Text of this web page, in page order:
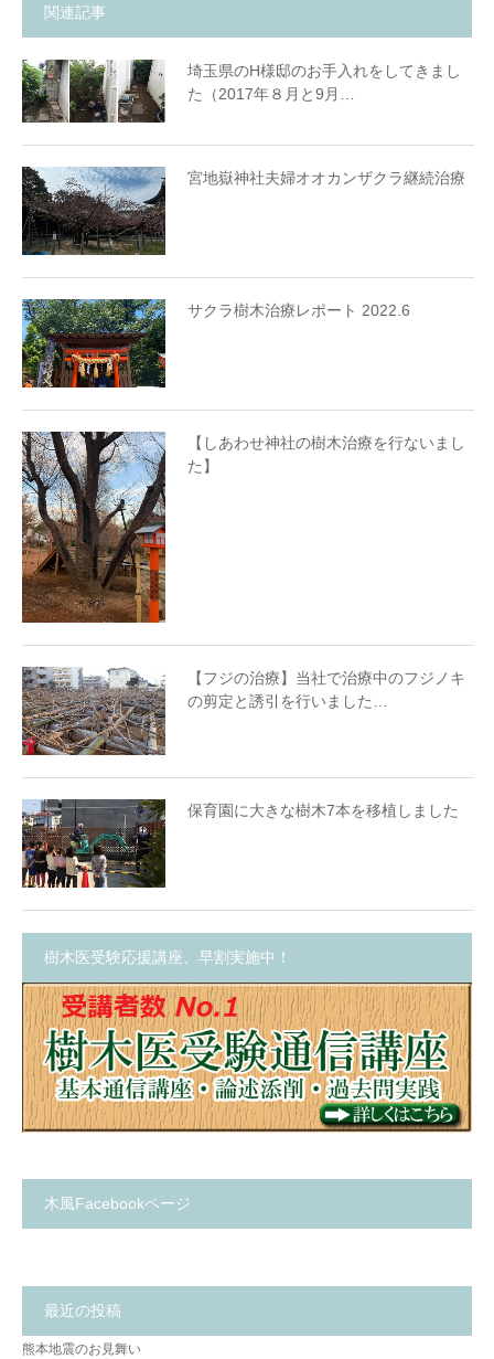
関連記事
埼玉県のH様邸のお手入れをしてきまし
た（2017年８月と9月…
宮地嶽神社夫婦オオカンザクラ継続治療
サクラ樹木治療レポート 2022.6
【しあわせ神社の樹木治療を行ないまし
た】
【フジの治療】当社で治療中のフジノキ
の剪定と誘引を行いました…
保育園に大きな樹木7本を移植しました
樹木医受験応援講座、早割実施中！
木風Facebookページ
最近の投稿
熊本地震のお見舞い